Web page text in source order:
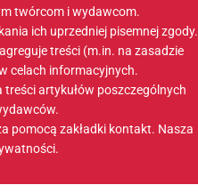
twórcom i wydawcom.
ich uprzedniej pisemnej zgody.
treści (m.in. na zasadzie
celach informacyjnych.
artykułów poszczególnych
pomocą zakładki kontakt. Nasza
.